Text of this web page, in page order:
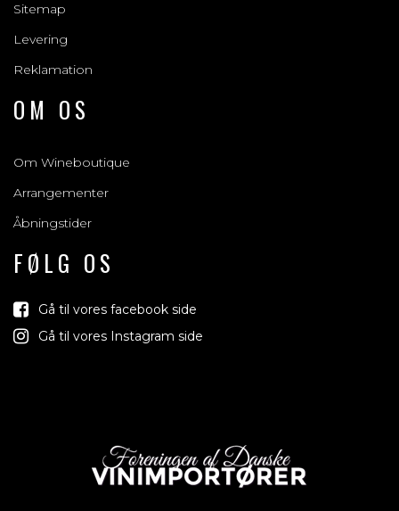
Sitemap
Levering
Reklamation
OM OS
Om Wineboutique
Arrangementer
Åbningstider
FØLG OS
Gå til vores facebook side
Gå til vores Instagram side